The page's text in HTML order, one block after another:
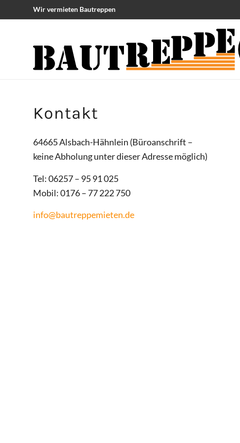
Wir vermieten Bautreppen
Kontakt
64665 Alsbach-Hähnlein (Büroanschrift –
keine Abholung unter dieser Adresse möglich)
Tel: 06257 – 95 91 025
Mobil: 0176 – 77 222 750
info@bautreppemieten.de